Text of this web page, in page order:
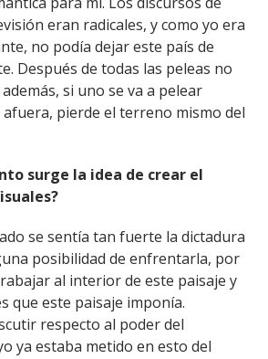
eran radicales, y como yo era
no podía dejar este país de
Después de todas las peleas no
si uno se va a pelear
pierde el terreno mismo del
surge la idea de crear el
se sentía tan fuerte la dictadura
posibilidad de enfrentarla, por
al interior de este paisaje y
que este paisaje imponía.
respecto al poder del
ya estaba metido en esto del